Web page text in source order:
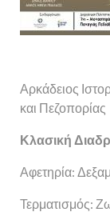
Αρκάδειος
και Πεζοπορίας
Κλασική
Αφετηρία:
Τερματισμός: